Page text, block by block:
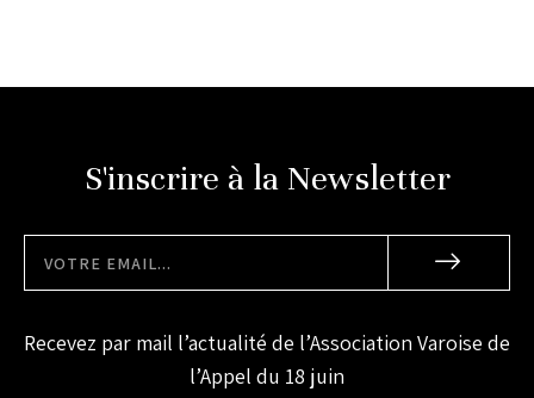
S'inscrire à la Newsletter
Recevez par mail l’actualité de l’Association Varoise de
l’Appel du 18 juin